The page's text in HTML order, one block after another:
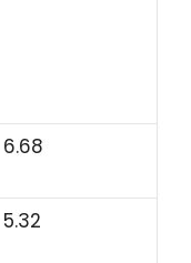
6.68
5.32